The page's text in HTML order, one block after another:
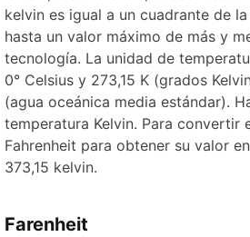
kelvin es igual a un cuadrante de
hasta un valor máximo de más y
tecnología. La unidad de
0° Celsius y 273,15 K (grados
(agua oceánica media estándar).
temperatura Kelvin. Para convertir
Fahrenheit para obtener su valor
373,15 kelvin.
Farenheit